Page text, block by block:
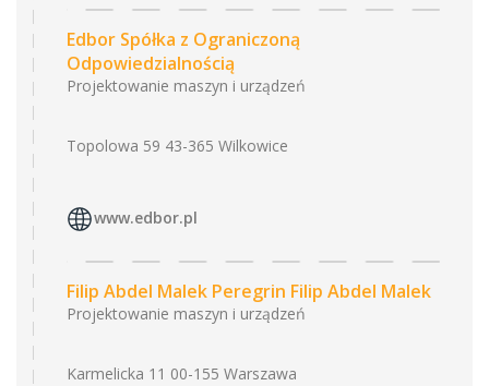
Edbor Spółka z Ograniczoną
Odpowiedzialnością
Projektowanie maszyn i urządzeń
Topolowa 59 43-365 Wilkowice
www.edbor.pl
Filip Abdel Malek Peregrin Filip Abdel Malek
Projektowanie maszyn i urządzeń
Karmelicka 11 00-155 Warszawa